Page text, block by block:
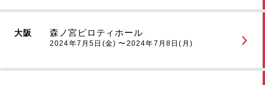
大阪 森ノ宮ピロティホール
2024年7月5日(金) 〜2024年7月8日(月)